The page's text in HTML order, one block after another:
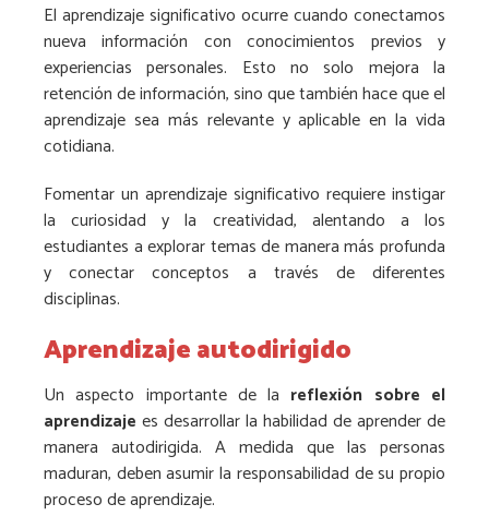
El aprendizaje significativo ocurre cuando conectamos
nueva información con conocimientos previos y
experiencias personales. Esto no solo mejora la
retención de información, sino que también hace que el
aprendizaje sea más relevante y aplicable en la vida
cotidiana.
Fomentar un aprendizaje significativo requiere instigar
la curiosidad y la creatividad, alentando a los
estudiantes a explorar temas de manera más profunda
y conectar conceptos a través de diferentes
disciplinas.
Aprendizaje autodirigido
Un aspecto importante de la reflexión sobre el
aprendizaje es desarrollar la habilidad de aprender de
manera autodirigida. A medida que las personas
maduran, deben asumir la responsabilidad de su propio
proceso de aprendizaje.